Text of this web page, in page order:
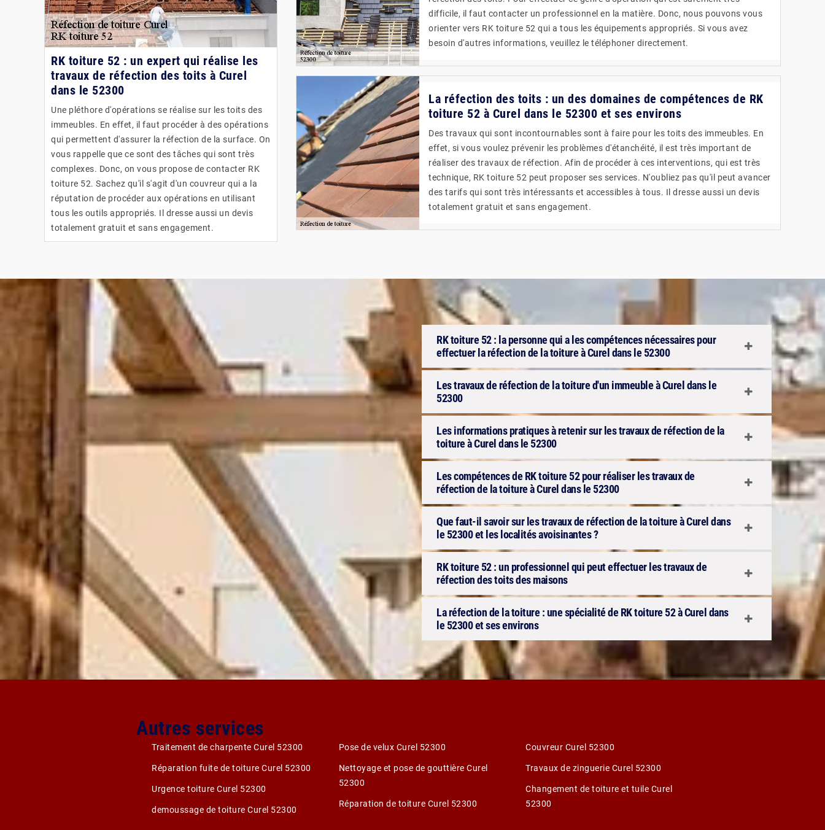
RK toiture 52 : un expert qui réalise les
travaux de réfection des toits à Curel
dans le 52300
Une pléthore d'opérations se réalise sur les toits des
immeubles. En effet, il faut procéder à des opérations
qui permettent d'assurer la réfection de la surface. On
vous rappelle que ce sont des tâches qui sont très
complexes. Donc, on vous propose de contacter RK
toiture 52. Sachez qu'il s'agit d'un couvreur qui a la
réputation de procéder aux opérations en utilisant
tous les outils appropriés. Il dresse aussi un devis
totalement gratuit et sans engagement.
difficile, il faut contacter un professionnel en la matière. Donc, nous pouvons vous
orienter vers RK toiture 52 qui a tous les équipements appropriés. Si vous avez
besoin d'autres informations, veuillez le téléphoner directement.
La réfection des toits : un des domaines de compétences de RK
toiture 52 à Curel dans le 52300 et ses environs
Des travaux qui sont incontournables sont à faire pour les toits des immeubles. En
effet, si vous voulez prévenir les problèmes d'étanchéité, il est très important de
réaliser des travaux de réfection. Afin de procéder à ces interventions, qui est très
technique, RK toiture 52 peut proposer ses services. N'oubliez pas qu'il peut avancer
des tarifs qui sont très intéressants et accessibles à tous. Il dresse aussi un devis
totalement gratuit et sans engagement.
RK toiture 52 : la personne qui a les compétences nécessaires pour
effectuer la réfection de la toiture à Curel dans le 52300
Les travaux de réfection de la toiture d'un immeuble à Curel dans le
52300
Les informations pratiques à retenir sur les travaux de réfection de la
toiture à Curel dans le 52300
Les compétences de RK toiture 52 pour réaliser les travaux de
réfection de la toiture à Curel dans le 52300
Que faut-il savoir sur les travaux de réfection de la toiture à Curel dans
le 52300 et les localités avoisinantes ?
RK toiture 52 : un professionnel qui peut effectuer les travaux de
réfection des toits des maisons
La réfection de la toiture : une spécialité de RK toiture 52 à Curel dans
le 52300 et ses environs
Autres services
Traitement de charpente Curel 52300
Réparation fuite de toiture Curel 52300
Urgence toiture Curel 52300
demoussage de toiture Curel 52300
Pose de velux Curel 52300
Nettoyage et pose de gouttière Curel
52300
Réparation de toiture Curel 52300
Couvreur Curel 52300
Travaux de zinguerie Curel 52300
Changement de toiture et tuile Curel
52300